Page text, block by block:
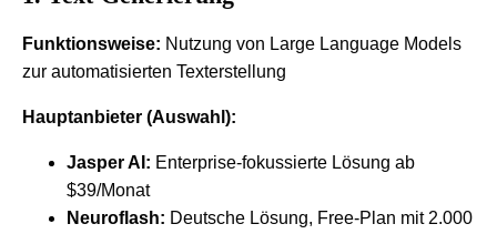
Funktionsweise: Nutzung von Large Language Models
zur automatisierten Texterstellung
Hauptanbieter (Auswahl):
Jasper AI: Enterprise-fokussierte Lösung ab
$39/Monat
Neuroflash: Deutsche Lösung, Free-Plan mit 2.000